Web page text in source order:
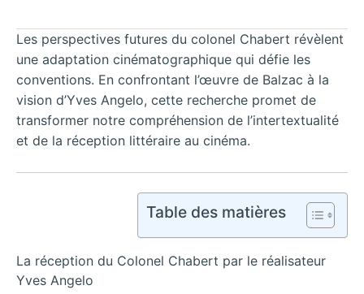
Les perspectives futures du colonel Chabert révèlent
une adaptation cinématographique qui défie les
conventions. En confrontant l’œuvre de Balzac à la
vision d’Yves Angelo, cette recherche promet de
transformer notre compréhension de l’intertextualité
et de la réception littéraire au cinéma.
Table des matières
La réception du Colonel Chabert par le réalisateur
Yves Angelo